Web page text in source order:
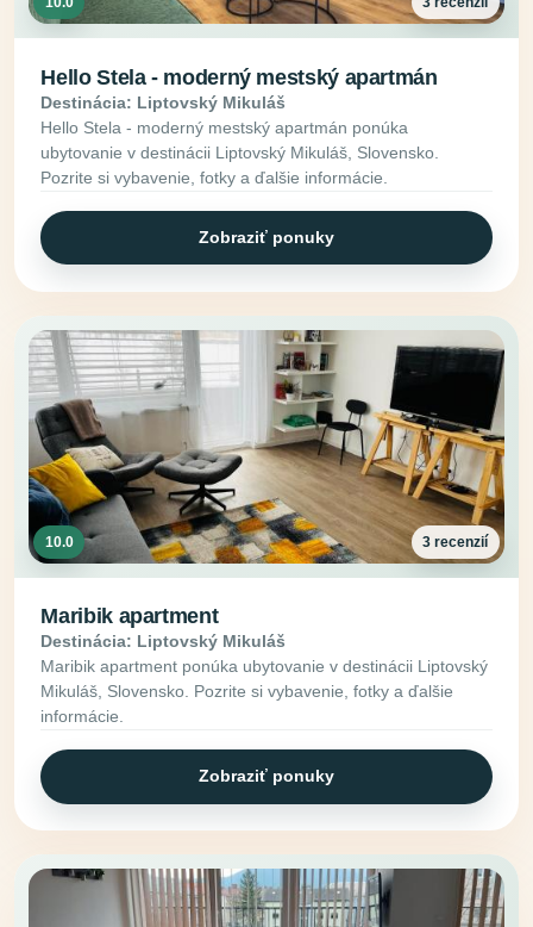
Hello Stela - moderný mestský apartmán
Destinácia: Liptovský Mikuláš
Hello Stela - moderný mestský apartmán ponúka
ubytovanie v destinácii Liptovský Mikuláš, Slovensko.
Pozrite si vybavenie, fotky a ďalšie informácie.
Zobraziť ponuky
10.0 3 recenzií
Maribik apartment
Destinácia: Liptovský Mikuláš
Maribik apartment ponúka ubytovanie v destinácii Liptovský
Mikuláš, Slovensko. Pozrite si vybavenie, fotky a ďalšie
informácie.
Zobraziť ponuky